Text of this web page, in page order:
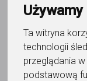
Ta witryna
technologii
przeglądania
podstawową
Do ulubionych
Oznacz